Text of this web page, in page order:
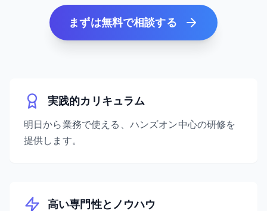
まずは無料で相談する
実践的カリキュラム
明日から業務で使える、ハンズオン中心の研修を
提供します。
高い専門性とノウハウ